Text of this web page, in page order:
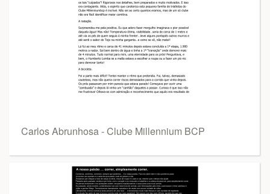
Carlos Abrunhosa - Clube Millennium BCP